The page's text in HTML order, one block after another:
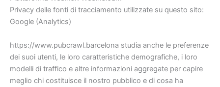
Privacy delle fonti di tracciamento utilizzate su questo sito:
Google (Analytics)
https://www.pubcrawl.barcelona studia anche le preferenze
dei suoi utenti, le loro caratteristiche demografiche, i loro
modelli di traffico e altre informazioni aggregate per capire
meglio chi costituisce il nostro pubblico e di cosa ha